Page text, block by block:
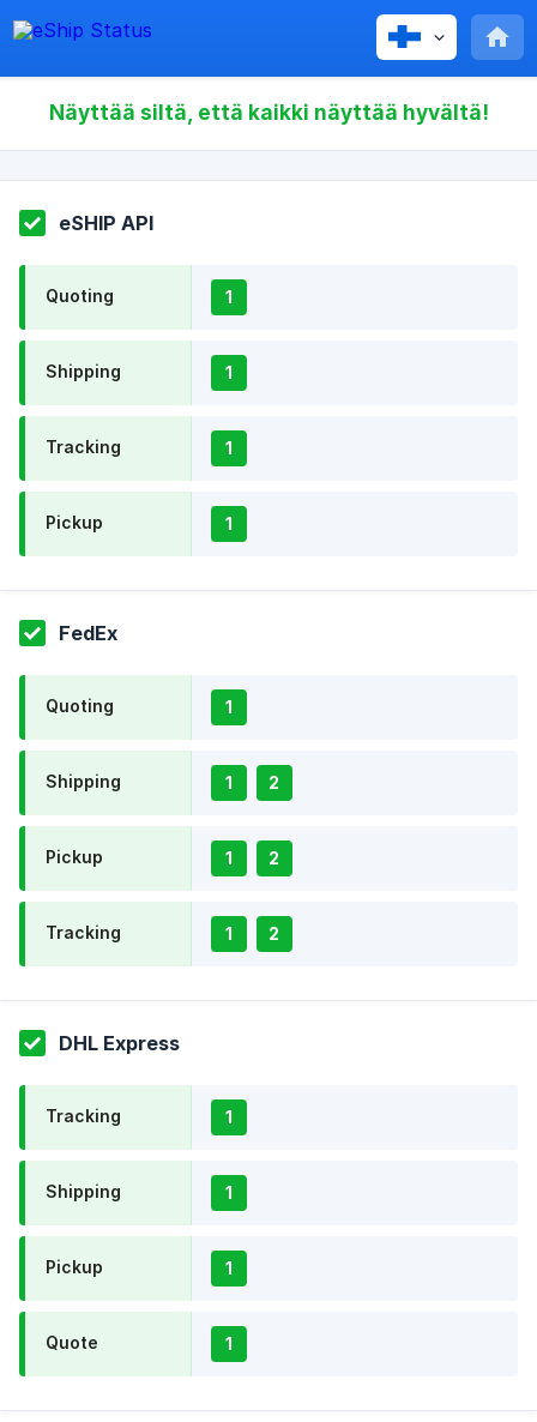
Näyttää siltä, että kaikki näyttää hyvältä!
eSHIP API
Quoting 1
Shipping 1
Tracking 1
Pickup 1
FedEx
Quoting 1
Shipping 1 2
Pickup 1 2
Tracking 1 2
DHL Express
Tracking 1
Shipping 1
Pickup 1
Quote 1